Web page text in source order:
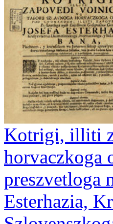
Kotrigi, illiti
horvaczkoga
preszvetloga
Esterhazia,